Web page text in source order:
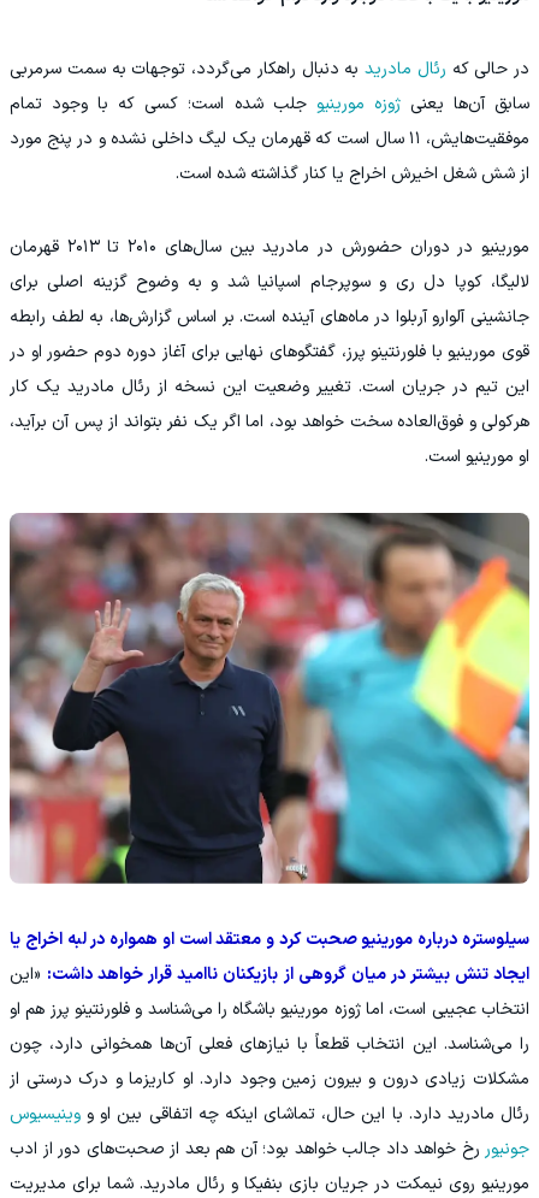
در حالی که رئال مادرید به دنبال راهکار می‌گردد، توجهات به سمت سرمربی
سابق آن‌ها یعنیژوزه مورینیو جلب شده است؛ کسی که با وجود تمام
موفقیت‌هایش، ۱۱ سال است که قهرمان یک لیگ داخلی نشده و در پنج مورد
از شش شغل اخیرش اخراج یا کنار گذاشته شده است.
مورینیو در دوران حضورش در مادرید بین سال‌های ۲۰۱۰ تا ۲۰۱۳ قهرمان
لالیگا، کوپا دل ری و سوپرجام اسپانیا شد و به وضوح گزینه اصلی برای
جانشینی آلوارو آربلوا در ماه‌های آینده است. بر اساس گزارش‌ها، به لطف رابطه
قوی مورینیو با فلورنتینو پرز، گفتگوهای نهایی برای آغاز دوره دوم حضور او در
این تیم در جریان است. تغییر وضعیت این نسخه از رئال مادرید یک کار
هرکولی و فوق‌العاده سخت خواهد بود، اما اگر یک نفر بتواند از پس آن برآید،
او مورینیو است.
سیلوستره درباره مورینیو صحبت کرد و معتقد است او همواره در لبه اخراج یا
ایجاد تنش بیشتر در میان گروهی از بازیکنان ناامید قرار خواهد داشت: «این
انتخاب عجیبی است، اما ژوزه مورینیو باشگاه را می‌شناسد و فلورنتینو پرز هم او
را می‌شناسد. این انتخاب قطعاً با نیازهای فعلی آن‌ها همخوانی دارد، چون
مشکلات زیادی درون و بیرون زمین وجود دارد. او کاریزما و درک درستی از
رئال مادرید دارد. با این حال، تماشای اینکه چه اتفاقی بین او و وینیسیوس
جونیور رخ خواهد داد جالب خواهد بود؛ آن هم بعد از صحبت‌های دور از ادب
مورینیو روی نیمکت در جریان بازی بنفیکا و رئال مادرید. شما برای مدیریت